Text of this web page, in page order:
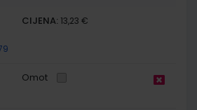
CIJENA: 13,23 €
Omot